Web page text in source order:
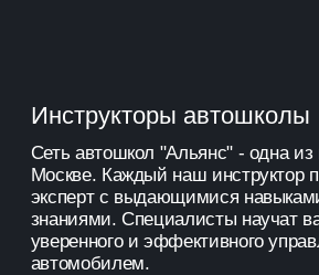
Инструкторы автошколы
Сеть автошкол "Альянс" - одна
Москве. Каждый наш инструктор
эксперт с выдающимися
знаниями. Специалисты научат
уверенного и эффективного
автомобилем.